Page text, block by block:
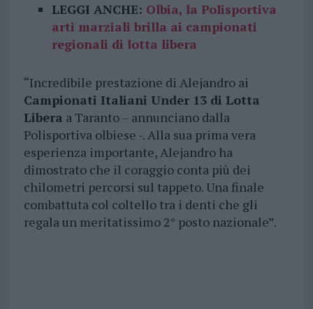
LEGGI ANCHE: Olbia, la Polisportiva
arti marziali brilla ai campionati
regionali di lotta libera
“Incredibile prestazione di Alejandro ai
Campionati Italiani Under 13 di Lotta
Libera a Taranto – annunciano dalla
Polisportiva olbiese -. Alla sua prima vera
esperienza importante, Alejandro ha
dimostrato che il coraggio conta più dei
chilometri percorsi sul tappeto. Una finale
combattuta col coltello tra i denti che gli
regala un meritatissimo 2° posto nazionale”.